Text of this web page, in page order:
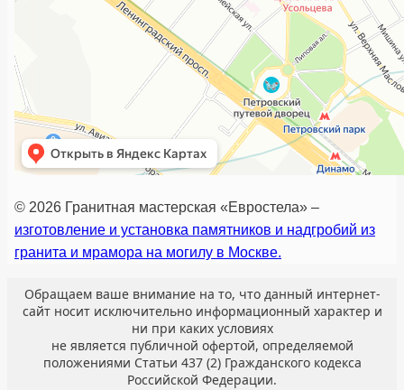
© 2026 Гранитная мастерская «Евростела» –
изготовление и установка памятников и надгробий из
гранита и мрамора на могилу в Москве.
Обращаем ваше внимание на то, что данный интернет-
сайт носит исключительно информационный характер и
ни при каких условиях
не является публичной офертой, определяемой
положениями Статьи 437 (2) Гражданского кодекса
Российской Федерации.